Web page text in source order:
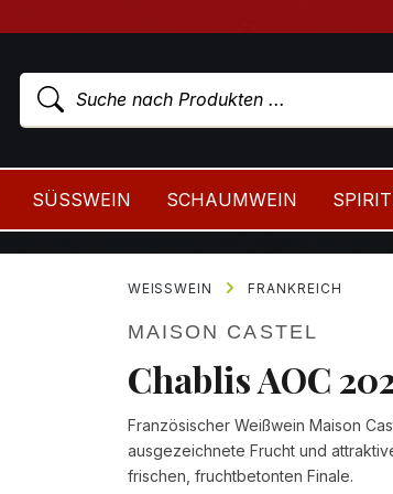
SÜSSWEIN SCHAUMWEIN
WEISSWEIN FRANKREICH
MAISON CASTEL
Chablis AOC
Französischer Weißwein Maison
ausgezeichnete Frucht und
frischen, fruchtbetonten Finale.